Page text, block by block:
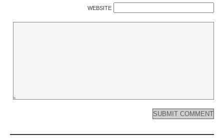
WEBSITE